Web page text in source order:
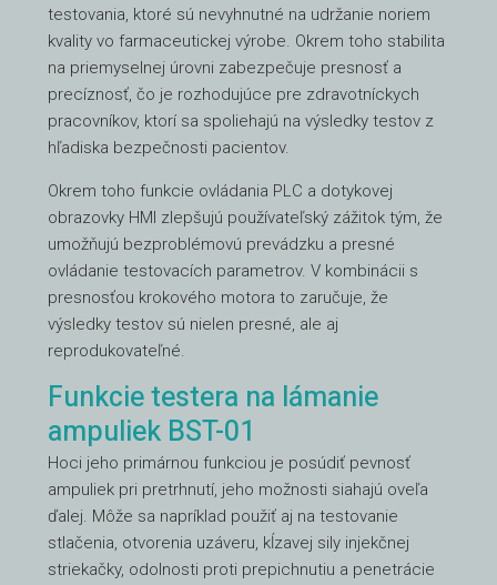
testovania, ktoré sú nevyhnutné na udržanie noriem
kvality vo farmaceutickej výrobe. Okrem toho stabilita
na priemyselnej úrovni zabezpečuje presnosť a
precíznosť, čo je rozhodujúce pre zdravotníckych
pracovníkov, ktorí sa spoliehajú na výsledky testov z
hľadiska bezpečnosti pacientov.
Okrem toho funkcie ovládania PLC a dotykovej
obrazovky HMI zlepšujú používateľský zážitok tým, že
umožňujú bezproblémovú prevádzku a presné
ovládanie testovacích parametrov. V kombinácii s
presnosťou krokového motora to zaručuje, že
výsledky testov sú nielen presné, ale aj
reprodukovateľné.
Funkcie testera na lámanie
ampuliek BST-01
Hoci jeho primárnou funkciou je posúdiť pevnosť
ampuliek pri pretrhnutí, jeho možnosti siahajú oveľa
ďalej. Môže sa napríklad použiť aj na testovanie
stlačenia, otvorenia uzáveru, kĺzavej sily injekčnej
striekačky, odolnosti proti prepichnutiu a penetrácie